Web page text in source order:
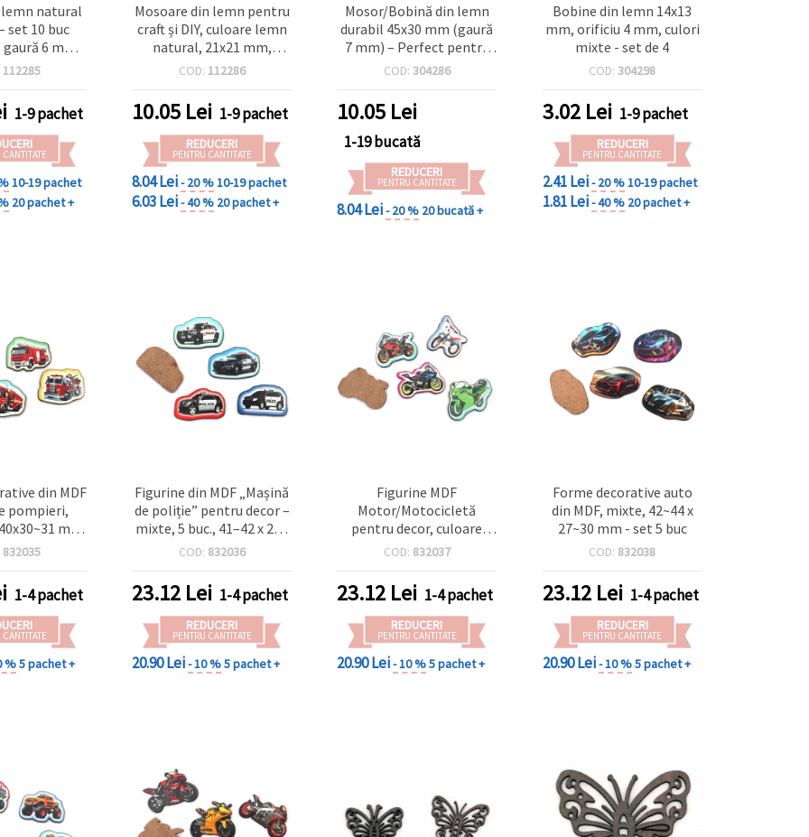
natural
set 10 buc
6 mm),
DIY, craft,
112285
1-9 pachet
CANTITATE
10-19 pachet
20 pachet +
Mosoare din lemn pentru
craft și DIY, culoare lemn
natural, 21x21 mm,
orificiu 6 mm - 4 buc.
COD: 112286
10.05 Lei 1-9 pachet
REDUCERI
PENTRU CANTITATE
8.04 Lei- 20 %10-19 pachet
6.03 Lei- 40 % 20 pachet +
Mosor/Bobină din lemn
durabil 45x30 mm (gaură
7 mm) – Perfect pentru
DIY, cusut și proiecte
COD: 304286
10.05 Lei
1-19 bucată
REDUCERI
PENTRU CANTITATE
8.04 Lei- 20 % 20 bucată +
Bobine din lemn 14x13
mm, orificiu 4 mm, culori
mixte - set de 4
COD:304298
3.02Lei 1-9 pachet
REDUCERI
PENTRU CANTITATE
2.41 Lei- 20 %10-19 pachet
1.81 Lei- 40 % 20 pachet +
din MDF
pompieri,
mm
buc.
832035
1-4 pachet
CANTITATE
%5 pachet +
Figurine din MDF „Mașină
de poliție” pentru decor –
mixte, 5 buc., 41–42 x 24–
27 mm, pentru colorat,
proiecte pentru copii
COD: 832036
23.12 Lei 1-4 pachet
REDUCERI
PENTRU CANTITATE
20.90 Lei- 10 %5 pachet +
Figurine MDF
Motor/Motocicletă
pentru decor, culoare
natur, 44–50 x 35–40 mm,
elemente tăiate cu laser
pentru decoupage,
scrapbooking și proiecte
DIY
COD: 832037
23.12 Lei 1-4 pachet
REDUCERI
PENTRU CANTITATE
20.90 Lei- 10 %5 pachet +
Forme decorative auto
din MDF, mixte, 42~44 x
27~30 mm - set 5 buc
COD: 832038
23.12Lei 1-4 pachet
REDUCERI
PENTRU CANTITATE
20.90 Lei- 10 %5 pachet +